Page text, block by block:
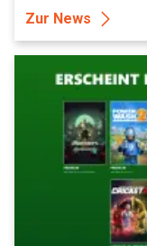
Zur News